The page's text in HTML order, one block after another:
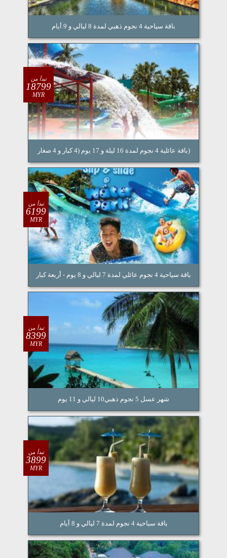
باقة سياحية 4 نجوم ذهبي لمدة 8 ليالي و 9 أيام
تبدأ من
18799
MYR
(باقة عائلية 4 نجوم لمدة 16 ليلة و 17 يوم (4 كبار و 4 صغار
تبدأ من
6199
MYR
باقة سياحية 4 نجوم عائلي لمدة 7 ليالي و 8 يوم - أربعة كبار
تبدأ من
8399
MYR
شهر عسل 5 نجوم ذهبي10 ليالي و 11 يوم
تبدأ من
3899
MYR
باقة سياحية 4 نجوم لمدة 7 ليالي و 8 أيام